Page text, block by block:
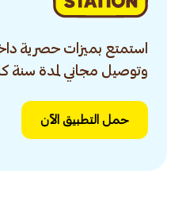
استمتع بميزات حصرية
وتوصيل مجاني لمدة سنة
حمل التطبيق الآن